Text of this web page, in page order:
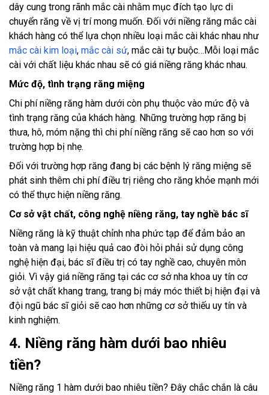
dây cung trong rãnh mắc cài nhằm mục đích tạo lực di
chuyển răng về vị trí mong muốn. Đối với niềng răng mắc cài
khách hàng có thể lựa chọn nhiều loại mắc cài khác nhau như
mắc cài kim loại, mắc cài sứ, mắc cài tự buộc…Mỗi loại mắc
cài với chất liệu khác nhau sẽ có giá niềng răng khác nhau.
Mức độ, tình trạng răng miệng
Chi phí niềng răng hàm dưới còn phụ thuộc vào mức độ và
tình trạng răng của khách hàng. Những trường hợp răng bị
thưa, hô, móm nặng thì chi phí niềng răng sẽ cao hơn so với
trường hợp bị nhẹ.
Đối với trường hợp răng đang bị các bệnh lý răng miệng sẽ
phát sinh thêm chi phí điều trị riêng cho răng khỏe mạnh mới
có thể thực hiện niềng răng.
Cơ sở vật chất, công nghệ niềng răng, tay nghề bác sĩ
Niềng răng là kỹ thuật chỉnh nha phức tạp để đảm bảo an
toàn và mang lại hiệu quả cao đòi hỏi phải sử dụng công
nghệ hiện đại, bác sĩ điều trị có tay nghề cao, chuyên môn
giỏi. Vì vậy giá niềng răng tại các cơ sở nha khoa uy tín cơ
sở vật chất khang trang, trang bị máy móc thiết bị hiện đại và
đội ngũ bác sĩ giỏi sẽ cao hơn những cơ sở thiếu uy tín và
kinh nghiệm.
4. Niềng răng hàm dưới bao nhiêu
tiền?
Niềng răng 1 hàm dưới bao nhiêu tiền? Đây chắc chắn là câu